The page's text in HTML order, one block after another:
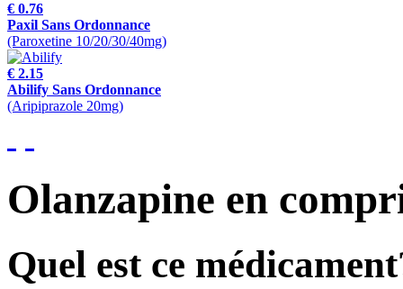
€ 0.76
Paxil Sans Ordonnance
(Paroxetine 10/20/30/40mg)
€ 2.15
Abilify Sans Ordonnance
(Aripiprazole 20mg)
Olanzapine en
Quel est ce